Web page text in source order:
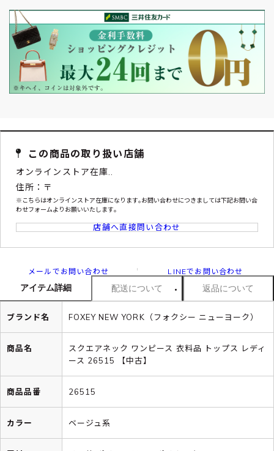
この商品の取り扱い店舗
オンラインストア在庫..
住所：〒
※こちらはオンラインストア在庫になります｡お問い合わせにつきましては下記お問い合
わせフォームよりお願いいたします｡
店舗へ直接問い合わせ
メールでお問い合わせ LINEでお問い合わせ
アイテム詳細 配送について 返品について
ブランド名 FOXEY NEW YORK（フォクシー ニューヨーク）
商品名
スクエアネック ワンピース 衣料品 トップス レディ
ース 26515 【中古】
商品品番 26515
カラー ベージュ系